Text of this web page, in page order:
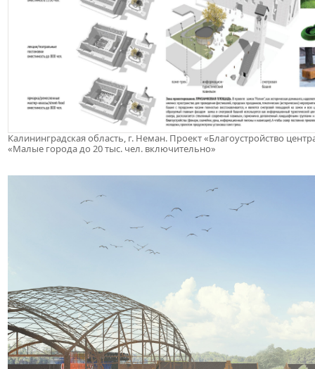
Калининградская область, г. Неман. Проект «Благоустройство
«Малые города до 20 тыс. чел. включительно»